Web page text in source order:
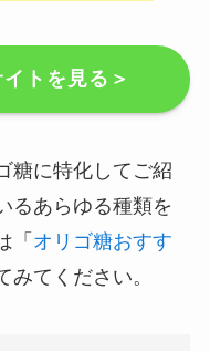
トを見る＞
糖に特化してご紹
るあらゆる種類を
「 オリゴ糖おすす
みてください。